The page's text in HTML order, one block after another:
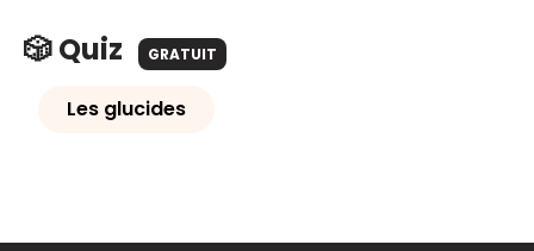
🎲 Quiz GRATUIT
Les glucides